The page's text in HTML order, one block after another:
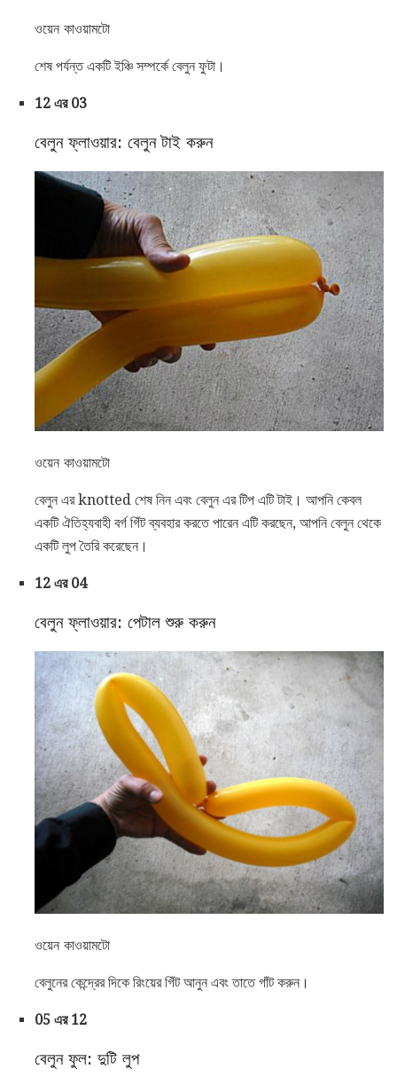
ওয়েন কাওয়ামটো
শেষ পর্যন্ত একটি ইঞ্চি সম্পর্কে বেলুন ফুটা।
12 এর 03
বেলুন ফ্লাওয়ার: বেলুন টাই করুন
ওয়েন কাওয়ামটো
বেলুন এর knotted শেষ নিন এবং বেলুন এর টিপ এটি টাই। আপনি কেবল
একটি ঐতিহ্যবাহী বর্গ গিঁট ব্যবহার করতে পারেন এটি করছেন, আপনি বেলুন থেকে
একটি লুপ তৈরি করেছেন।
12 এর 04
বেলুন ফ্লাওয়ার: পেটাল শুরু করুন
ওয়েন কাওয়ামটো
বেলুনের কেন্দ্রের দিকে রিংয়ের গিঁট আনুন এবং তাতে গাঁট করুন।
05 এর 12
বেলুন ফুল: দুটি লুপ